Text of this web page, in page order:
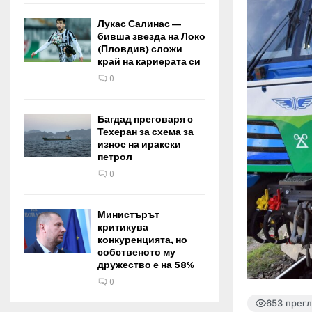
653
Лукас Салинас —
бивша звезда на Локо
(Пловдив) сложи
край на кариерата си
0
Багдад преговаря с
Техеран за схема за
износ на иракски
петрол
0
Министърът
критикува
конкуренцията, но
собственото му
дружество е на 58%
0